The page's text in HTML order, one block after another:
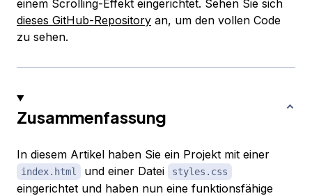
einem Scrolling-Effekt eingerichtet. Sehen Sie sich
dieses GitHub-Repository an, um den vollen Code
zu sehen.
Zusammenfassung
In diesem Artikel haben Sie ein Projekt mit einer
index.html und einer Datei styles.css
eingerichtet und haben nun eine funktionsfähige